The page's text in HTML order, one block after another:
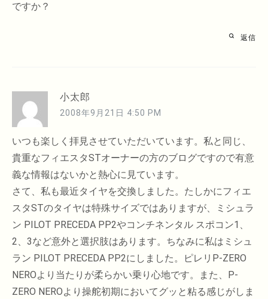
ですか？
返信
小太郎
2008年9月21日 4:50 PM
いつも楽しく拝見させていただいています。私と同じ、
貴重なフィエスタSTオーナーの方のブログですので有意
義な情報はないかと熱心に見ています。
さて、私も最近タイヤを交換しました。たしかにフィエ
スタSTのタイヤは特殊サイズではありますが、ミシュラ
ン PILOT PRECEDA PP2やコンチネンタル スポコン1、
2、3など意外と選択肢はあります。ちなみに私はミシュ
ラン PILOT PRECEDA PP2にしました。ピレリP-ZERO
NEROより当たりが柔らかい乗り心地です。また、P-
ZERO NEROより操舵初期においてグッと粘る感じがしま